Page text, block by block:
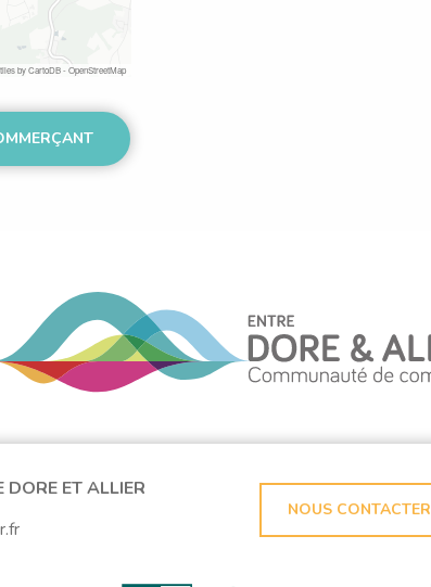
byCartoDB-OpenStreetMap
PLUS SUR VOTRE COMMERÇANT
DORE ET ALLIER
NOUS CONTACTER